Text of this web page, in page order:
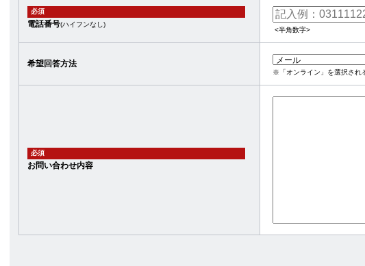
必須
電話番号(ハイフンなし)
<半角数字>
希望回答方法
※「オンライン」を選択され
必須
お問い合わせ内容